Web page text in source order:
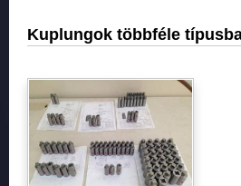
Kuplungok többféle